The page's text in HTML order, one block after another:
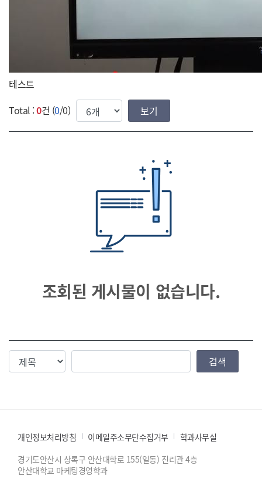
테스트
Total :0건 (0/0) 한번에 보여질 게시물 갯수
조회된 게시물이 없습니다.
검색조건 검색값 검색
개인정보처리방침 이메일주소무단수집거부
학과사무실
경기도안산시 상록구 안산대학로 155(일동) 진리관 4층
안산대학교 마케팅경영학과